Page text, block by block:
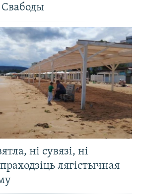
Свабоды
ні сувязі, ні
лягістычная